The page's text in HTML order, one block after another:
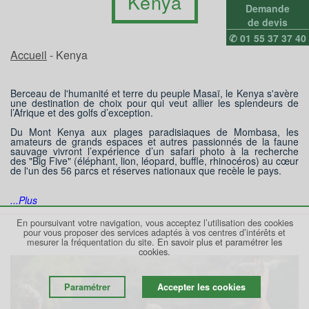
Accueil - Kenya
Berceau de l'humanité et terre du peuple Masaï, le Kenya s'avère
une destination de choix pour qui veut allier les splendeurs de
l’Afrique et des golfs d’exception.
Du Mont Kenya aux plages paradisiaques de Mombasa, les
amateurs de grands espaces et autres passionnés de la faune
sauvage vivront l’expérience d’un safari photo à la recherche
des "Big Five" (éléphant, lion, léopard, buffle, rhinocéros) au cœur
de l'un des 56 parcs et réserves nationaux que recèle le pays.
...Plus
Demande
de devis
✆ 01 55 37 37 40
En poursuivant votre navigation, vous acceptez l’utilisation des cookies
pour vous proposer des services adaptés à vos centres d’intérêts et
mesurer la fréquentation du site. En savoir plus et paramétrer les
cookies.
Paramétrer Accepter les cookies